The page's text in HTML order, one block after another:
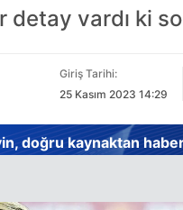
detay vardı ki
Giriş Tarihi:
25 Kasım 2023 14:29
doğru kaynaktan